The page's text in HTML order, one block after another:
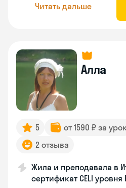
Читать дальше
Алла
5 от 1590 ₽ за
2 отзыва
Жила и преподавала в
сертификат CELI уровня